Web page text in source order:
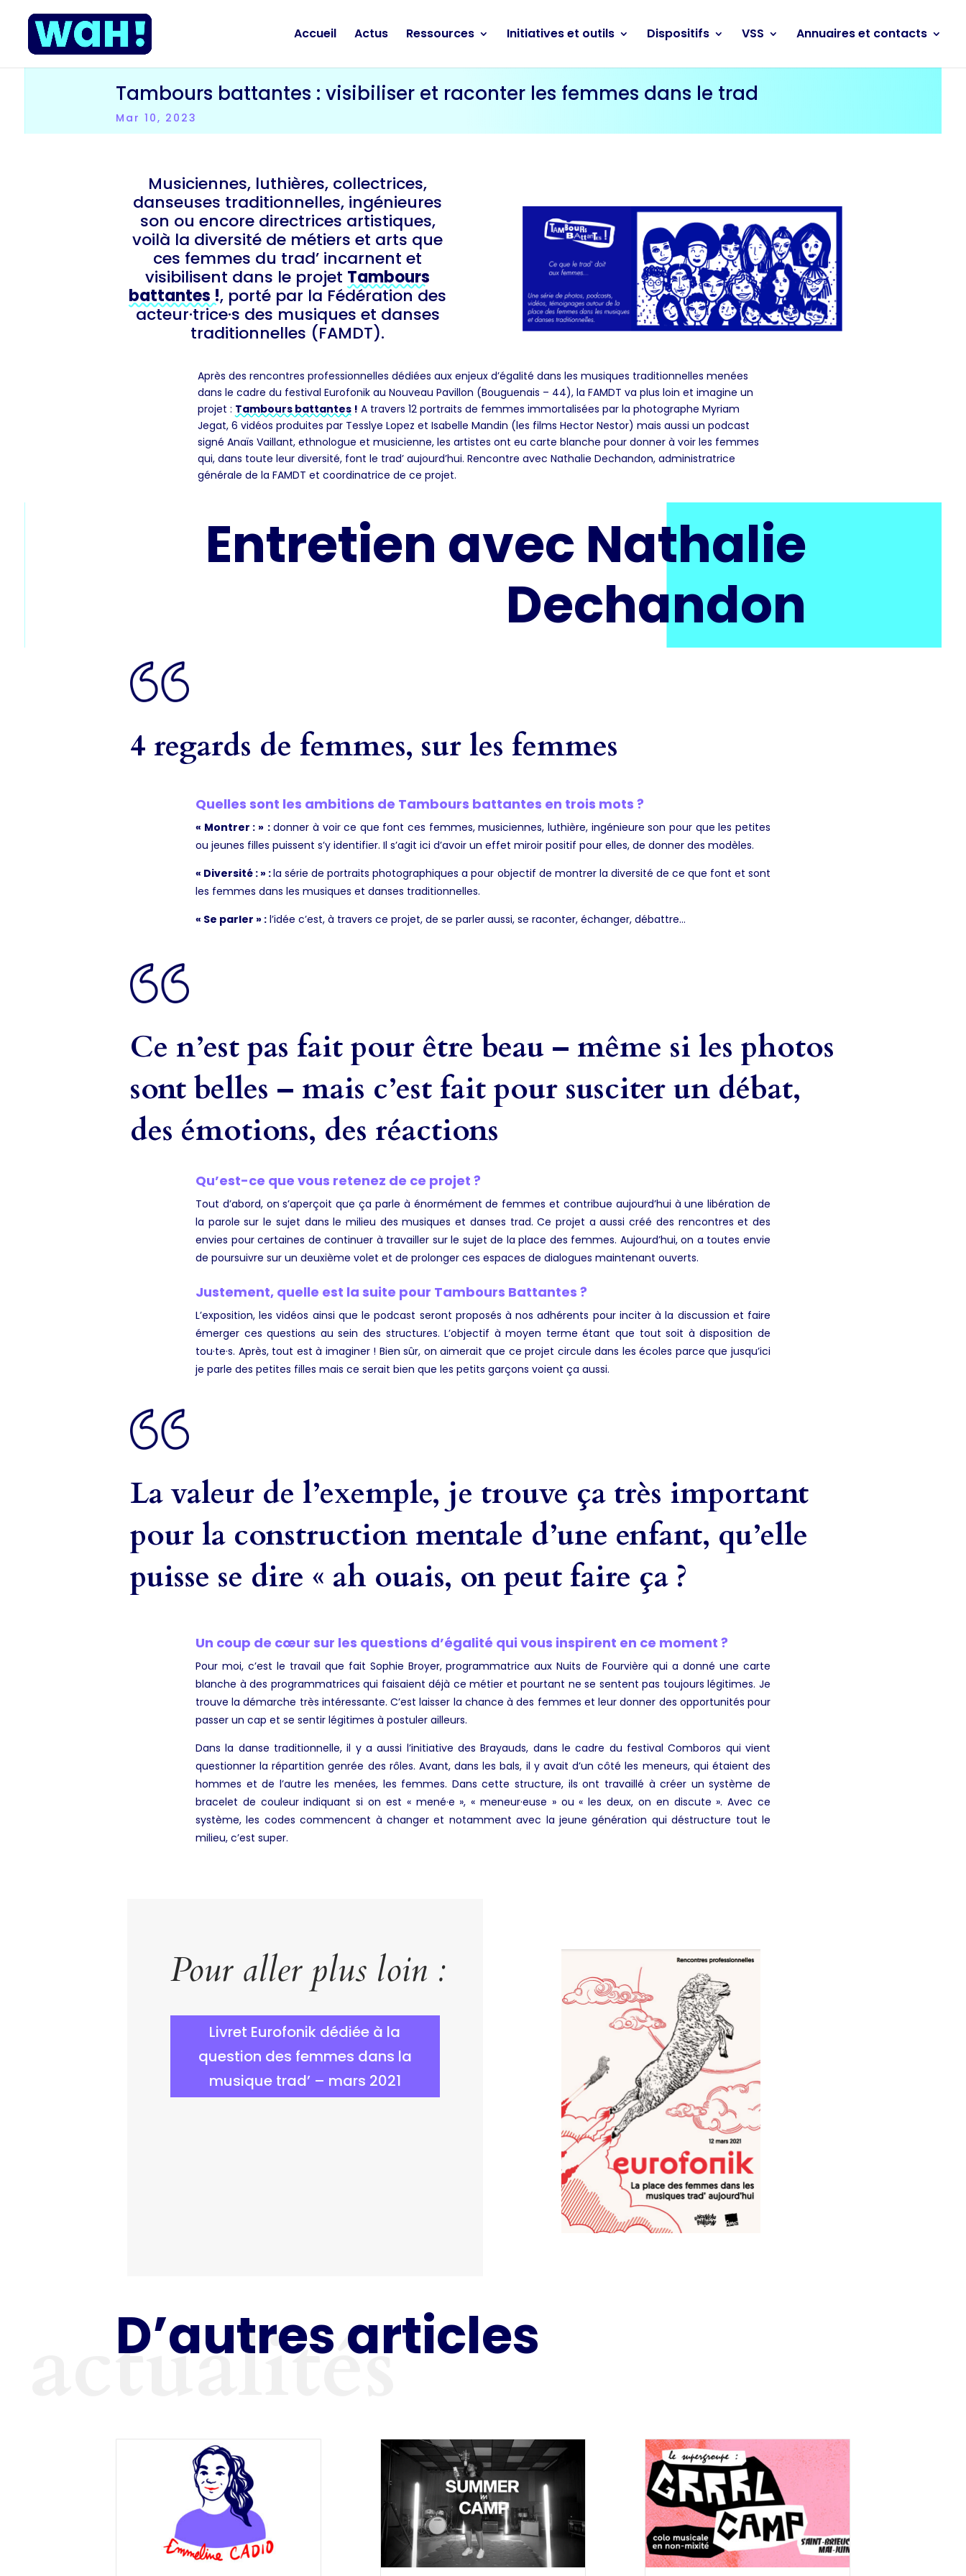
Accueil Actus Ressources Initiatives et outils Dispositifs VSS Annuaires et contacts
Tambours battantes : visibiliser et raconter les femmes dans le trad
Mar 10, 2023
Musiciennes, luthières, collectrices,
danseuses traditionnelles, ingénieures
son ou encore directrices artistiques,
voilà la diversité de métiers et arts que
ces femmes du trad’ incarnent et
visibilisent dans le projet Tambours
battantes !, porté par la Fédération des
acteur·trice·s des musiques et danses
traditionnelles (FAMDT).
Après des rencontres professionnelles dédiées aux enjeux d’égalité dans les musiques traditionnelles menées
dans le cadre du festival Eurofonik au Nouveau Pavillon (Bouguenais – 44), la FAMDT va plus loin et imagine un
projet : Tambours battantes ! A travers 12 portraits de femmes immortalisées par la photographe Myriam
Jegat, 6 vidéos produites par Tesslye Lopez et Isabelle Mandin (les films Hector Nestor) mais aussi un podcast
signé Anaïs Vaillant, ethnologue et musicienne, les artistes ont eu carte blanche pour donner à voir les femmes
qui, dans toute leur diversité, font le trad’ aujourd’hui. Rencontre avec Nathalie Dechandon, administratrice
générale de la FAMDT et coordinatrice de ce projet.
Entretien avec Nathalie
Dechandon
4 regards de femmes, sur les femmes
Quelles sont les ambitions de Tambours battantes en trois mots ?
« Montrer : » :donner à voir ce que font ces femmes, musiciennes, luthière, ingénieure son pour que les petites
ou jeunes filles puissent s’y identifier. Il s’agit ici d’avoir un effet miroir positif pour elles, de donner des modèles.
« Diversité : » :la série de portraits photographiques a pour objectif de montrer la diversité de ce que font et sont
les femmes dans les musiques et danses traditionnelles.
« Se parler » : l’idée c’est, à travers ce projet, de se parler aussi, se raconter, échanger, débattre…
Ce n’est pas fait pour être beau – même si les photos
sont belles – mais c’est fait pour susciter un débat,
des émotions, des réactions
Qu’est-ce que vous retenez de ce projet ?
Tout d’abord, on s’aperçoit que ça parle à énormément de femmes et contribue aujourd’hui à une libération de
la parole sur le sujet dans le milieu des musiques et danses trad. Ce projet a aussi créé des rencontres et des
envies pour certaines de continuer à travailler sur le sujet de la place des femmes. Aujourd’hui, on a toutes envie
de poursuivre sur un deuxième volet et de prolonger ces espaces de dialogues maintenant ouverts.
Justement, quelle est la suite pour Tambours Battantes ?
L’exposition, les vidéos ainsi que le podcast seront proposés à nos adhérents pour inciter à la discussion et faire
émerger ces questions au sein des structures. L’objectif à moyen terme étant que tout soit à disposition de
tou·te·s. Après, tout est à imaginer ! Bien sûr, on aimerait que ce projet circule dans les écoles parce que jusqu’ici
je parle des petites filles mais ce serait bien que les petits garçons voient ça aussi.
La valeur de l’exemple, je trouve ça très important
pour la construction mentale d’une enfant, qu’elle
puisse se dire « ah ouais, on peut faire ça ?
Un coup de cœur sur les questions d’égalité qui vous inspirent en ce moment ?
Pour moi, c’est le travail que fait Sophie Broyer, programmatrice aux Nuits de Fourvière qui a donné une carte
blanche à des programmatrices qui faisaient déjà ce métier et pourtant ne se sentent pas toujours légitimes. Je
trouve la démarche très intéressante. C’est laisser la chance à des femmes et leur donner des opportunités pour
passer un cap et se sentir légitimes à postuler ailleurs.
Dans la danse traditionnelle, il y a aussi l’initiative des Brayauds, dans le cadre du festival Comboros qui vient
questionner la répartition genrée des rôles. Avant, dans les bals, il y avait d’un côté les meneurs, qui étaient des
hommes et de l’autre les menées, les femmes. Dans cette structure, ils ont travaillé à créer un système de
bracelet de couleur indiquant si on est « mené·e », « meneur·euse » ou « les deux, on en discute ». Avec ce
système, les codes commencent à changer et notamment avec la jeune génération qui déstructure tout le
milieu, c’est super.
Pour aller plus loin :
Livret Eurofonik dédiée à la
question des femmes dans la
musique trad’ – mars 2021
D’autres articles
actualités